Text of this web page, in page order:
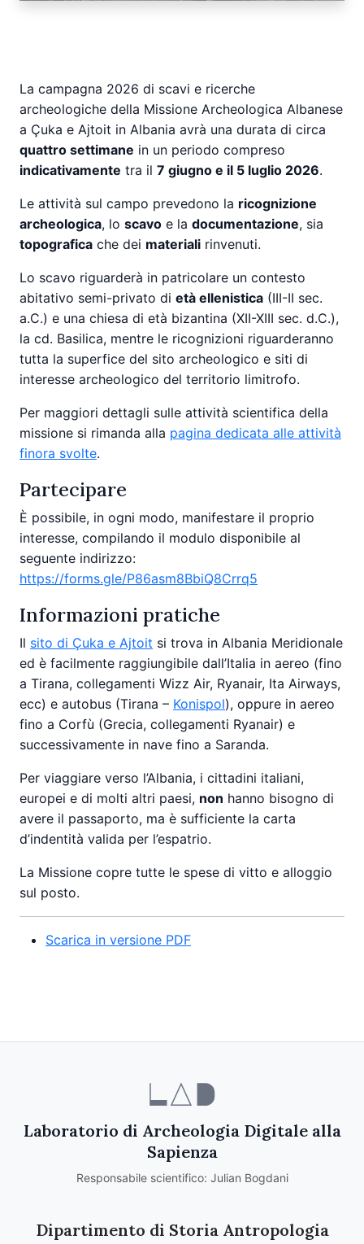
La campagna 2026 di scavi e ricerche
archeologiche della Missione Archeologica Albanese
a Çuka e Ajtoit in Albania avrà una durata di circa
quattro settimane in un periodo compreso
indicativamente tra il 7 giugno e il 5 luglio 2026.
Le attività sul campo prevedono la ricognizione
archeologica, lo scavo e la documentazione, sia
topografica che dei materiali rinvenuti.
Lo scavo riguarderà in patricolare un contesto
abitativo semi-privato di età ellenistica (III-II sec.
a.C.) e una chiesa di età bizantina (XII-XIII sec. d.C.),
la cd. Basilica, mentre le ricognizioni riguarderanno
tutta la superfice del sito archeologico e siti di
interesse archeologico del territorio limitrofo.
Per maggiori dettagli sulle attività scientifica della
missione si rimanda alla pagina dedicata alle attività
finora svolte.
Partecipare
È possibile, in ogni modo, manifestare il proprio
interesse, compilando il modulo disponibile al
seguente indirizzo:
https://forms.gle/P86asm8BbiQ8Crrq5
Informazioni pratiche
Il sito di Çuka e Ajtoit si trova in Albania Meridionale
ed è facilmente raggiungibile dall’Italia in aereo (fino
a Tirana, collegamenti Wizz Air, Ryanair, Ita Airways,
ecc) e autobus (Tirana – Konispol), oppure in aereo
fino a Corfù (Grecia, collegamenti Ryanair) e
successivamente in nave fino a Saranda.
Per viaggiare verso l’Albania, i cittadini italiani,
europei e di molti altri paesi, non hanno bisogno di
avere il passaporto, ma è sufficiente la carta
d’indentità valida per l’espatrio.
La Missione copre tutte le spese di vitto e alloggio
sul posto.
Scarica in versione PDF
Laboratorio di Archeologia Digitale alla
Sapienza
Responsabile scientifico: Julian Bogdani
Dipartimento di Storia Antropologia